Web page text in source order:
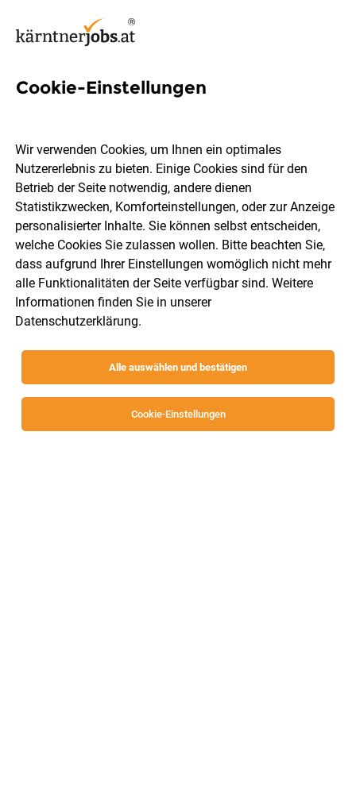
Physiotherapeuten
A.Ö. Krankenhaus des Deutschen Ordens Friesach
GmbH
Friesach Vollzeit Teilzeit 08.08.2026
Cookie-Einstellungen
Wir verwenden Cookies, um Ihnen ein optimales
Nutzererlebnis zu bieten. Einige Cookies sind für den
Betrieb der Seite notwendig, andere dienen
Statistikzwecken, Komforteinstellungen, oder zur Anzeige
personalisierter Inhalte. Sie können selbst entscheiden,
welche Cookies Sie zulassen wollen. Bitte beachten Sie,
dass aufgrund Ihrer Einstellungen womöglich nicht mehr
alle Funktionalitäten der Seite verfügbar sind. Weitere
Informationen finden Sie in unserer
Datenschutzerklärung.
Alle auswählen und bestätigen
Cookie-Einstellungen